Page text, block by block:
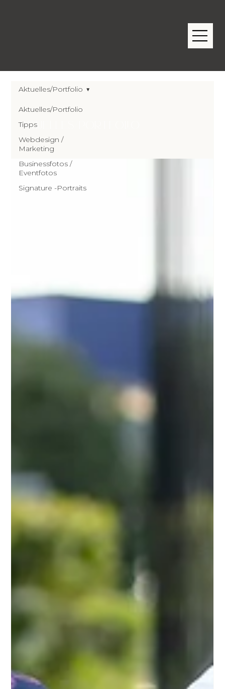
Aktuelles/Portfolio
Tipps
Webdesign /
Marketing
Businessfotos /
Eventfotos
Signature -Portraits
Aktuelles/Portfolio
Aktuelles/Portfolio